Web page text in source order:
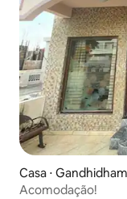
Casa ⋅ Gandhidham
Acomodação!